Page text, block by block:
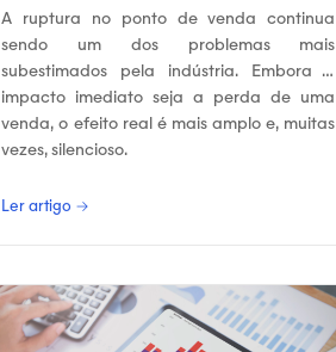
A ruptura no ponto de venda continua
sendo um dos problemas mais
subestimados pela indústria. Embora o
impacto imediato seja a perda de uma
venda, o efeito real é mais amplo e, muitas
vezes, silencioso.
Ler artigo →